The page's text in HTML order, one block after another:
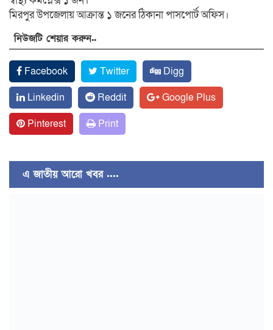
মিরপুর উপজেলায় আক্রান্ত ১ জনের ঠিকানা পাসপোর্ট অফিস।
নিউজটি শেয়ার করুন..
Facebook Twitter
Digg
Linkedin
Reddit
Google Plus
Pinterest
Print
এ জাতীয় আরো খবর ....